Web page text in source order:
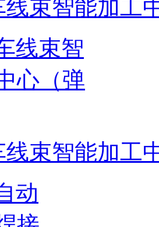
线束智能加工
线束智能加工